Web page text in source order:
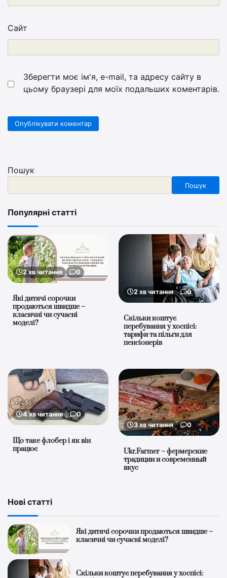
Сайт
Зберегти моє ім'я, e-mail, та адресу сайту в
цьому браузері для моїх подальших коментарів.
Пошук
Пошук
Популярні статті
2 хв читання 0
Які дитячі сорочки
продаються швидше –
класичні чи сучасні
моделі?
2 хв читання 0
Скільки коштує
перебування у хоспісі:
тарифи та пільги для
пенсіонерів
4 хв читання 0
Що таке флобер і як він
працює
3 хв читання 0
Ukr.Farmer – фермерские
традиции и современный
вкус
Нові статті
Які дитячі сорочки продаються швидше –
класичні чи сучасні моделі?
Скільки коштує перебування у хоспісі: